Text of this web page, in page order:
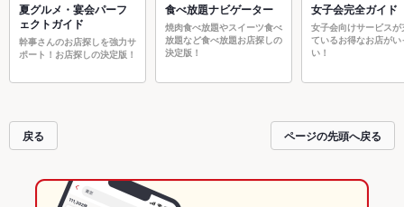
夏グルメ・宴会パーフ
ェクトガイド
幹事さんのお店探しを強力サ
ポート！お店探しの決定版！
食べ放題ナビゲーター
焼肉食べ放題やスイーツ食べ
放題など食べ放題お店探しの
決定版！
女子会完全ガイド
女子会向けサービスが
ているお得なお店がい
い！
戻る ページの先頭へ戻る